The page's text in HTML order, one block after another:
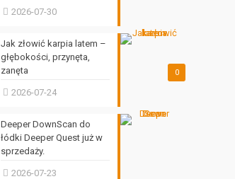
2026-07-30
0
Jak złowić karpia latem –
głębokości, przynęta,
zanęta
2026-07-24
Deeper DownScan do
łódki Deeper Quest już w
sprzedaży.
2026-07-23